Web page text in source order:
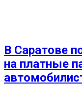
В Саратове
на платные